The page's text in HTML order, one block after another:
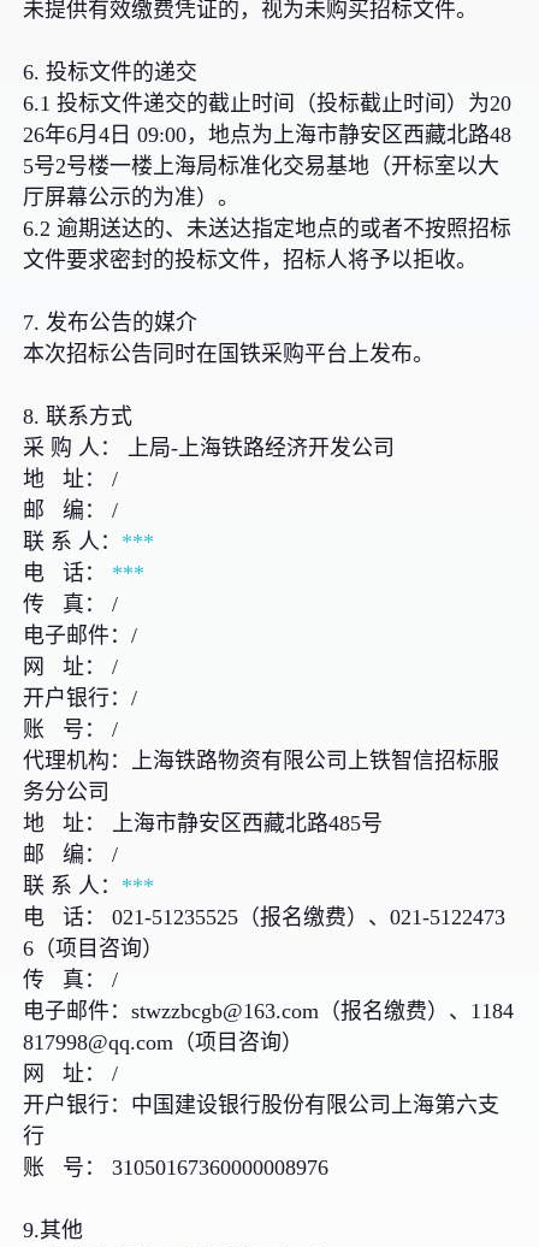
未提供有效缴费凭证的，视为未购买招标文件。
6. 投标文件的递交
6.1 投标文件递交的截止时间（投标截止时间）为20
26年6月4日 09:00，地点为上海市静安区西藏北路48
5号2号楼一楼上海局标准化交易基地（开标室以大
厅屏幕公示的为准）。
6.2 逾期送达的、未送达指定地点的或者不按照招标
文件要求密封的投标文件，招标人将予以拒收。
7. 发布公告的媒介
本次招标公告同时在国铁采购平台上发布。
8. 联系方式
采 购 人： 上局-上海铁路经济开发公司
地 址： /
邮 编： /
联 系 人： ***
电 话： ***
传 真： /
电子邮件：/
网 址： /
开户银行：/
账 号： /
代理机构：上海铁路物资有限公司上铁智信招标服
务分公司
地 址： 上海市静安区西藏北路485号
邮 编： /
联 系 人： ***
电 话： 021-51235525（报名缴费）、021-5122473
6（项目咨询）
传 真： /
电子邮件：stwzzbcgb@163.com（报名缴费）、1184
817998@qq.com（项目咨询）
网 址： /
开户银行：中国建设银行股份有限公司上海第六支
行
账 号： 31050167360000008976
9.其他